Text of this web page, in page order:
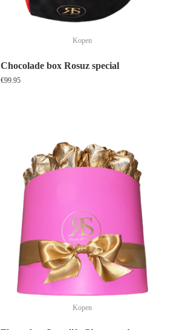
Kopen
Chocolade box Rosuz special
€99.95
Kopen